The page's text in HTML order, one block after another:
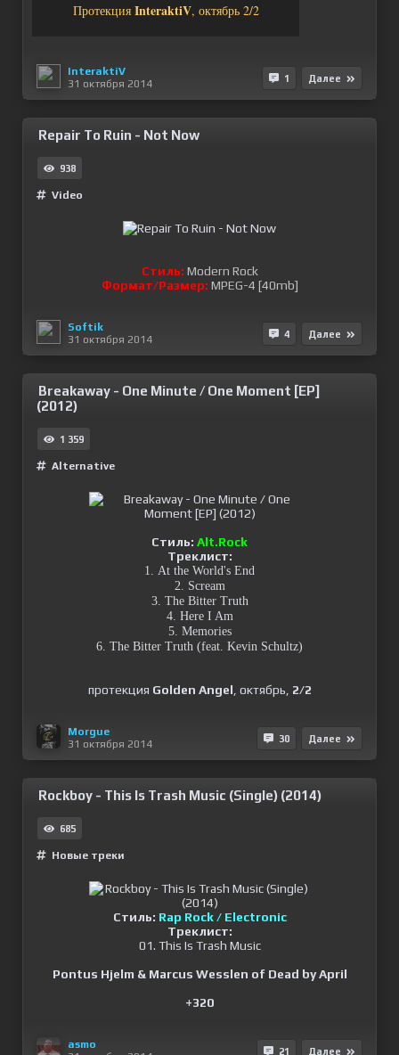
Протекция InteraktiV, октябрь 2/2
InteraktiV
31 октября 2014
1 Далее
Repair To Ruin - Not Now
938
Video
Стиль: Modern Rock
Формат/Размеp: MPEG-4 [40mb]
Softik
31 октября 2014
4 Далее
Breakaway - One Minute / One Moment [EP]
(2012)
1 359
Alternative
Стиль: Alt.Rock
Треклист:
1. At the World's End
2. Scream
3. The Bitter Truth
4. Here I Am
5. Memories
6. The Bitter Truth (feat. Kevin Schultz)
протекция Golden Angel , октябрь, 2/2
Morgue
31 октября 2014
30 Далее
Rockboy - This Is Trash Music (Single) (2014)
685
Новые треки
Стиль: Rap Rock / Electronic
Треклист:
01. This Is Trash Music
Pontus Hjelm & Marcus Wesslen of Dead by April
+320
asmo
21 Далее